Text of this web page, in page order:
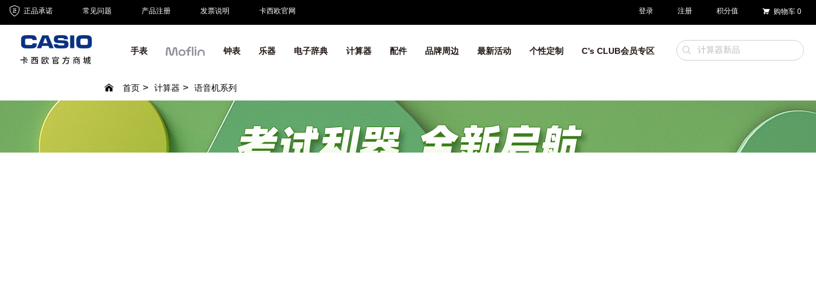
正品承诺 常见问题 产品注册 发票说明 卡西欧官网 登录 注册 积分值 购物车 0
手表 钟表 乐器 电子辞典 计算器 配件 品牌周边 最新活动 个性定制 C’s CLUB会员专区
首页 计算器 语音机系列